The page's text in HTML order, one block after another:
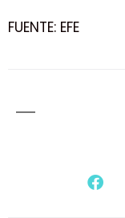
FUENTE: EFE